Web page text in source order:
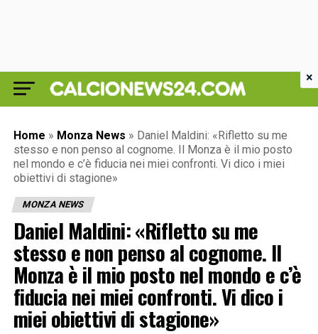
Home » Monza News » Daniel Maldini: «Rifletto su me
stesso e non penso al cognome. Il Monza è il mio posto
nel mondo e c’è fiducia nei miei confronti. Vi dico i miei
obiettivi di stagione»
MONZA NEWS
Daniel Maldini: «Rifletto su me
stesso e non penso al cognome. Il
Monza è il mio posto nel mondo e c’è
fiducia nei miei confronti. Vi dico i
miei obiettivi di stagione»
×